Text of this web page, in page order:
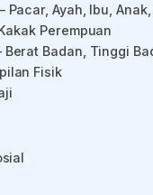
Pacar, Ayah, Ibu,
Perempuan
Berat Badan, Tinggi
Fisik